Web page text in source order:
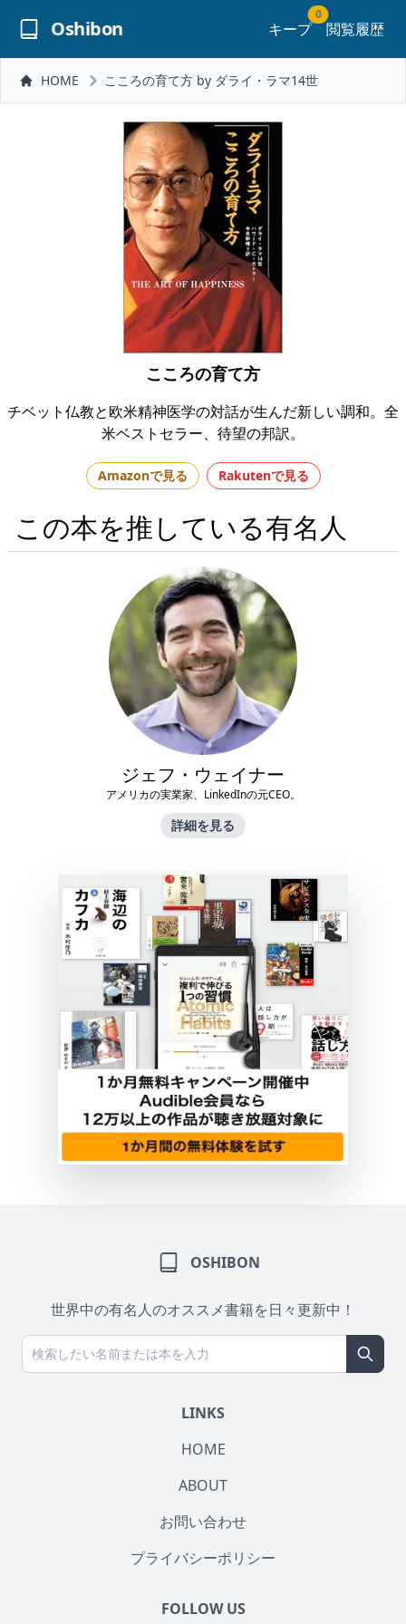
Oshibon キープ
0
閲覧履歴
HOME こころの育て方 by ダライ・ラマ14世
こころの育て方
チベット仏教と欧米精神医学の対話が生んだ新しい調和。全
米ベストセラー、待望の邦訳。
Amazonで見る Rakutenで見る
この本を推している有名人
ジェフ・ウェイナー
アメリカの実業家、LinkedInの元CEO。
詳細を見る
OSHIBON
世界中の有名人のオススメ書籍を日々更新中！
LINKS
HOME
ABOUT
お問い合わせ
プライバシーポリシー
FOLLOW US